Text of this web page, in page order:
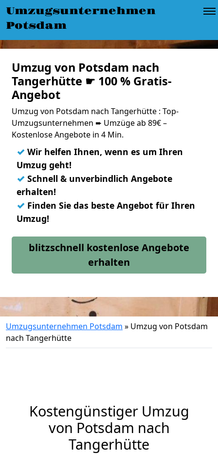
Umzugsunternehmen
Potsdam
Umzug von Potsdam nach
Tangerhütte ☛ 100 % Gratis-
Angebot
Umzug von Potsdam nach Tangerhütte : Top-
Umzugsunternehmen ➨ Umzüge ab 89€ –
Kostenlose Angebote in 4 Min.
✓ Wir helfen Ihnen, wenn es um Ihren
Umzug geht!
✓ Schnell & unverbindlich Angebote
erhalten!
✓ Finden Sie das beste Angebot für Ihren
Umzug!
blitzschnell kostenlose Angebote
erhalten
Umzugsunternehmen Potsdam » Umzug von Potsdam
nach Tangerhütte
Kostengünstiger Umzug
von Potsdam nach
Tangerhütte